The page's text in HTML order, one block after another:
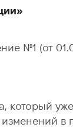
№1 (от
который
в